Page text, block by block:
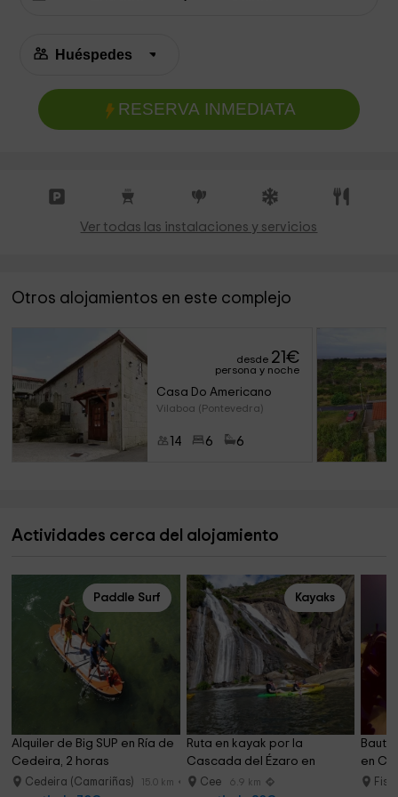
RESERVA INMEDIATA
Ver todas las instalaciones y servicios
Otros alojamientos en este complejo
desde 21€
persona y noche
Casa Do Americano
Vilaboa (Pontevedra)
14 6 6
Actividades cerca del alojamiento
Paddle Surf
Alquiler de Big SUP en Ría de
Cedeira, 2 horas
Cedeira (Camariñas) 15.0 km
Kayaks
Ruta en kayak por la
Cascada del Ézaro en
Dumbría
Cee 6.9 km
en